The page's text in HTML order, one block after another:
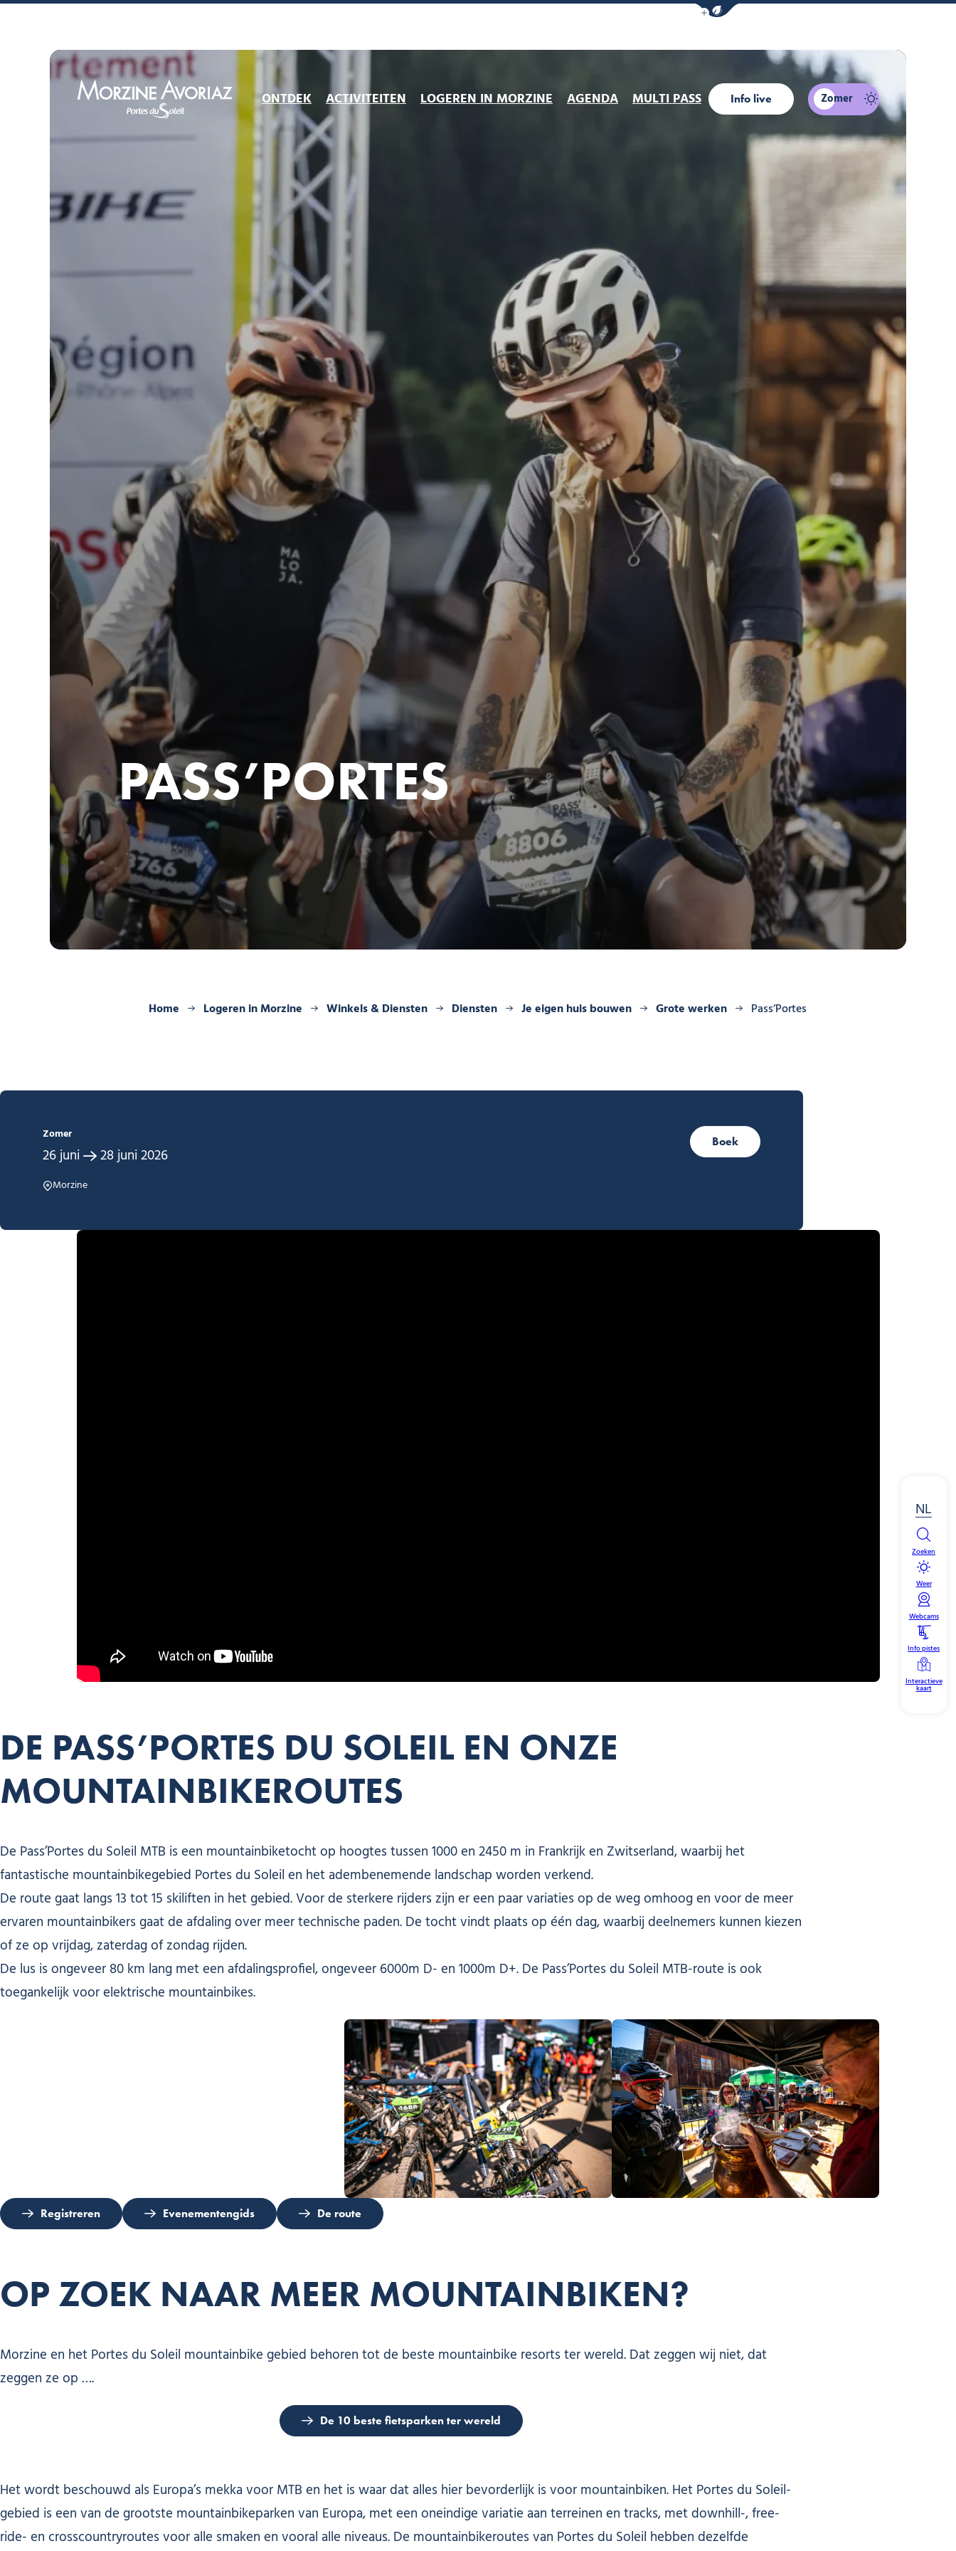
Navigatiebalk eco-modus weergeven/
ONTDEK ACTIVITEITEN LOGEREN IN MORZINE AGENDA MULTI PASS Info live Zomer
PASS’PORTES
Home Logeren in Morzine Winkels & Diensten Diensten Je eigen huis bouwen Grote werken Pass’Portes
NL
Zoeken
Weer
Webcams
Info pistes
Interactieve
kaart
Zomer
26juni 28juni 2026
Morzine
Boek
DE PASS’PORTES DU SOLEIL EN ONZE
MOUNTAINBIKEROUTES
De Pass’Portes du Soleil MTB is een mountainbiketocht op hoogtes tussen 1000 en 2450 m in Frankrijk en Zwitserland, waarbij het
fantastische mountainbikegebied Portes du Soleil en het adembenemende landschap worden verkend.
De route gaat langs 13 tot 15 skiliften in het gebied. Voor de sterkere rijders zijn er een paar variaties op de weg omhoog en voor de meer
ervaren mountainbikers gaat de afdaling over meer technische paden. De tocht vindt plaats op één dag, waarbij deelnemers kunnen kiezen
of ze op vrijdag, zaterdag of zondag rijden.
De lus is ongeveer 80 km lang met een afdalingsprofiel, ongeveer 6000m D- en 1000m D+. De Pass’Portes du Soleil MTB-route is ook
toegankelijk voor elektrische mountainbikes.
Registreren Evenementengids De route
OP ZOEK NAAR MEER MOUNTAINBIKEN?
Morzine en het Portes du Soleil mountainbike gebied behoren tot de beste mountainbike resorts ter wereld. Dat zeggen wij niet, dat
zeggen ze op ….
De 10 beste fietsparken ter wereld
Het wordt beschouwd als Europa’s mekka voor MTB en het is waar dat alles hier bevorderlijk is voor mountainbiken. Het Portes du Soleil-
gebied is een van de grootste mountainbikeparken van Europa, met een oneindige variatie aan terreinen en tracks, met downhill-, free-
ride- en crosscountryroutes voor alle smaken en vooral alle niveaus. De mountainbikeroutes van Portes du Soleil hebben dezelfde